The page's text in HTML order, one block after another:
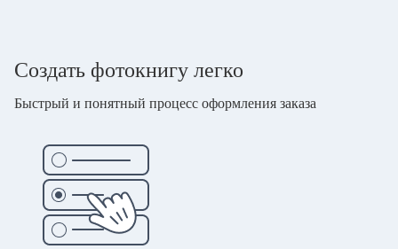
Создать фотокнигу легко
Быстрый и понятный процесс оформления заказа